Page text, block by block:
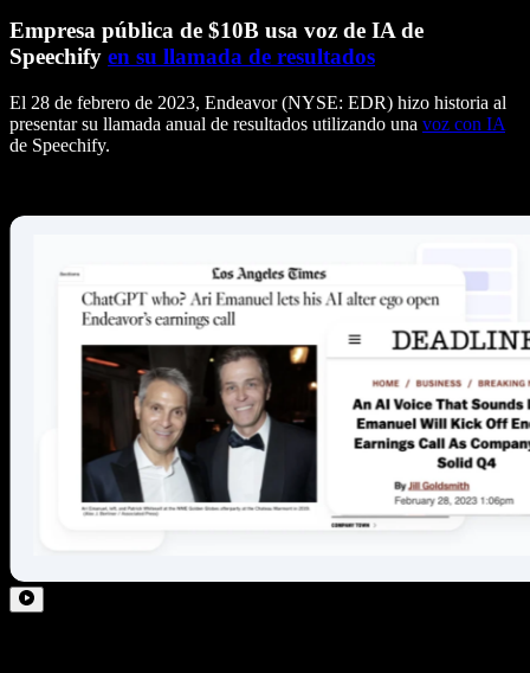
Empresa pública de $10B usa voz de IA de
Speechify en su llamada de resultados
El 28 de febrero de 2023, Endeavor (NYSE: EDR) hizo historia al
presentar su llamada anual de resultados utilizando una voz con IA
de Speechify.